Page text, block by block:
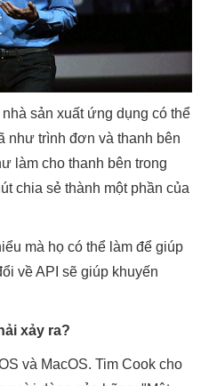
sản xuất ứng dụng có thể
như trình đơn và thanh bên
làm cho thanh bên trong
chia sẻ thành một phần của
mà họ có thể làm để giúp
về API sẽ giúp khuyến
xảy ra?
và MacOS. Tim Cook cho